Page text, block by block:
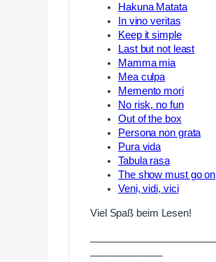
Hakuna Matata
⁠In vino veritas
Keep it simple
Last but not least
Mamma mia
Mea culpa
Memento mori
No risk, no fun
Out of the box
Persona non grata
Pura vida
Tabula rasa
The show must go on
Veni, vidi, vici
Viel Spaß beim Lesen!